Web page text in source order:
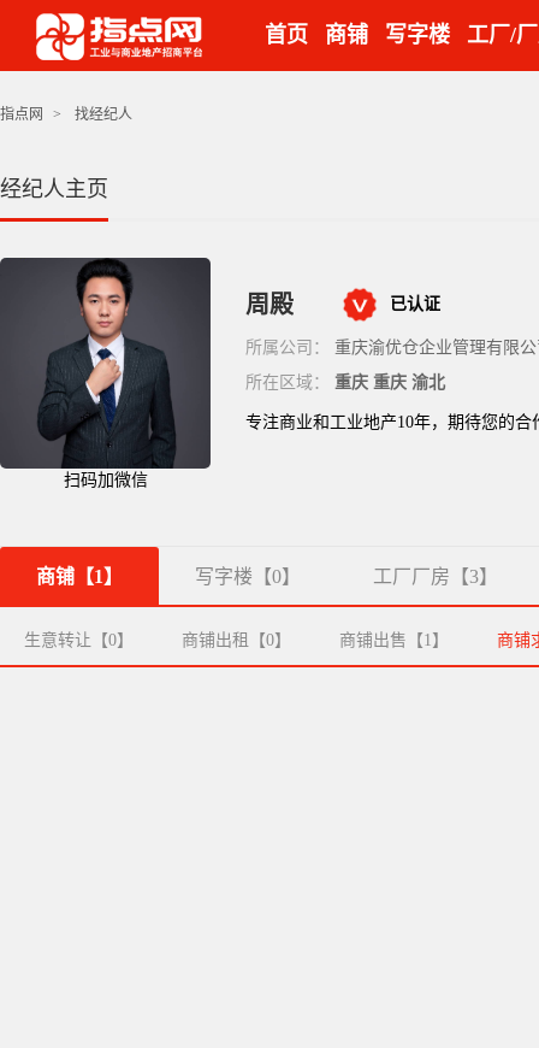
首页 商铺 写字楼 工厂/
指点网 > 找经纪人
经纪人主页
扫码加微信
周殿 已认证
所属公司：
重庆渝优仓企业管理有限
所在区域：
重庆 重庆 渝北
专注商业和工业地产10年，期待您的合
商铺【1】 写字楼【0】 工厂厂房【3】
生意转让【0】 商铺出租【0】 商铺出售【1】 商铺